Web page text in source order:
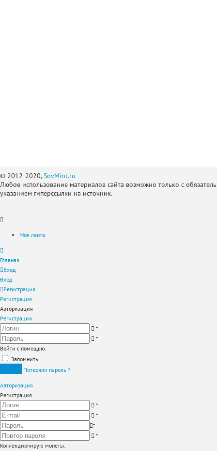
© 2012-2020,SovMint.ru
Любое использование материалов сайта возможно только с
указанием гиперссылки на источник.
Моя лента
Главная
Вход
Вход
Регистрация
Регистрация
Авторизация
Регистрация
*
*
Войти с помощью:
Запомнить
Потеряли пароль ?
Авторизация
Регистрация
*
*
*
*
Коллекционирую монеты: